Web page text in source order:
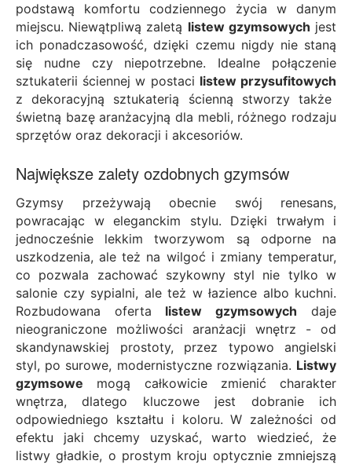
podstawą komfortu codziennego życia w danym
miejscu. Niewątpliwą zaletą listew gzymsowych jest
ich ponadczasowość, dzięki czemu nigdy nie staną
się nudne czy niepotrzebne. Idealne połączenie
sztukaterii ściennej w postaci listew przysufitowych
z dekoracyjną sztukaterią ścienną stworzy także
świetną bazę aranżacyjną dla mebli, różnego rodzaju
sprzętów oraz dekoracji i akcesoriów.
Największe zalety ozdobnych gzymsów
Gzymsy przeżywają obecnie swój renesans,
powracając w eleganckim stylu. Dzięki trwałym i
jednocześnie lekkim tworzywom są odporne na
uszkodzenia, ale też na wilgoć i zmiany temperatur,
co pozwala zachować szykowny styl nie tylko w
salonie czy sypialni, ale też w łazience albo kuchni.
Rozbudowana oferta listew gzymsowych daje
nieograniczone możliwości aranżacji wnętrz - od
skandynawskiej prostoty, przez typowo angielski
styl, po surowe, modernistyczne rozwiązania. Listwy
gzymsowe mogą całkowicie zmienić charakter
wnętrza, dlatego kluczowe jest dobranie ich
odpowiedniego kształtu i koloru. W zależności od
efektu jaki chcemy uzyskać, warto wiedzieć, że
listwy gładkie, o prostym kroju optycznie zmniejszą